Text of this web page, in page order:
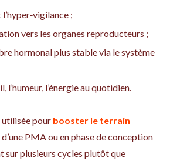
;
vers les organes reproducteurs ;
hormonal plus stable via le système
l’humeur, l’énergie au quotidien.
pour booster le terrain
PMA ou en phase de conception
sur plusieurs cycles plutôt que